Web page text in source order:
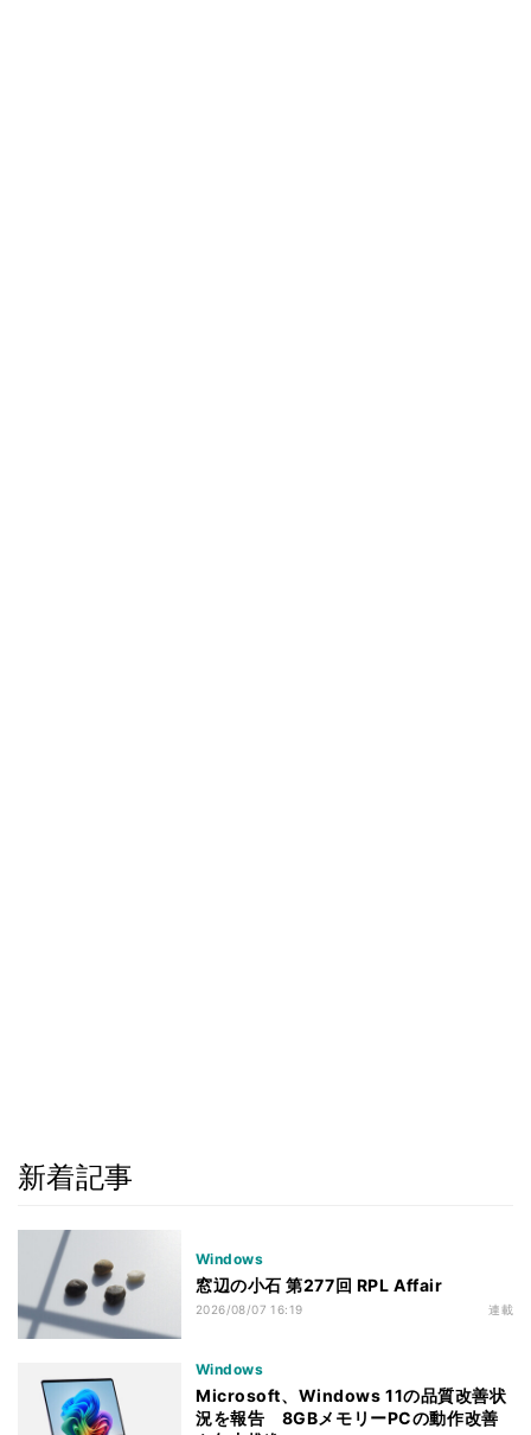
新着記事
Windows
窓辺の小石 第277回 RPL Affair
2026/08/07 16:19 連載
Windows
Microsoft、Windows 11の品質改善状
況を報告 8GBメモリーPCの動作改善